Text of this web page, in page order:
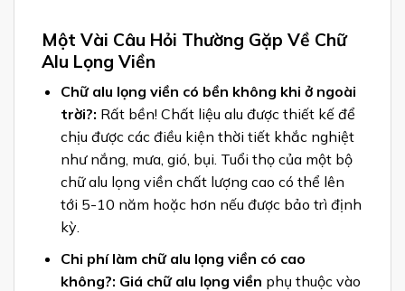
Một Vài Câu Hỏi Thường Gặp Về Chữ
Alu Lọng Viền
Chữ alu lọng viền có bền không khi ở ngoài
trời?: Rất bền! Chất liệu alu được thiết kế để
chịu được các điều kiện thời tiết khắc nghiệt
như nắng, mưa, gió, bụi. Tuổi thọ của một bộ
chữ alu lọng viền chất lượng cao có thể lên
tới 5-10 năm hoặc hơn nếu được bảo trì định
kỳ.
Chi phí làm chữ alu lọng viền có cao
không?: Giá chữ alu lọng viền phụ thuộc vào